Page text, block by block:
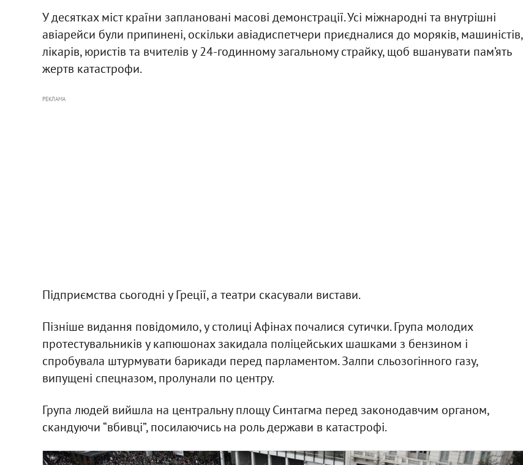
У десятках міст країни заплановані масові демонстрації. Усі міжнародні та внутрішні
авіарейси були припинені, оскільки авіадиспетчери приєдналися до моряків, машиністів,
лікарів, юристів та вчителів у 24-годинному загальному страйку, щоб вшанувати пам’ять
жертв катастрофи.
РЕКЛАМА
Підприємства сьогодні у Греції, а театри скасували вистави.
Пізніше видання повідомило, у столиці Афінах почалися сутички. Група молодих
протестувальників у капюшонах закидала поліцейських шашками з бензином і
спробувала штурмувати барикади перед парламентом. Залпи сльозогінного газу,
випущені спецназом, пролунали по центру.
Група людей вийшла на центральну площу Синтагма перед законодавчим органом,
скандуючи “вбивці”, посилаючись на роль держави в катастрофі.